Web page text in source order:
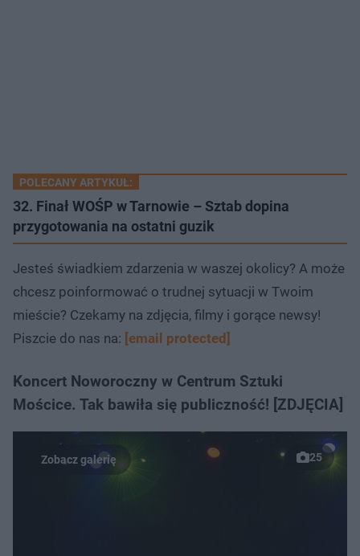
POLECANY ARTYKUŁ:
32. Finał WOŚP w Tarnowie – Sztab dopina
przygotowania na ostatni guzik
Jesteś świadkiem zdarzenia w waszej okolicy? A może
chcesz poinformować o trudnej sytuacji w Twoim
mieście? Czekamy na zdjęcia, filmy i gorące newsy!
Piszcie do nas na: [email protected]
Koncert Noworoczny w Centrum Sztuki
Mościce. Tak bawiła się publiczność! [ZDJĘCIA]
25